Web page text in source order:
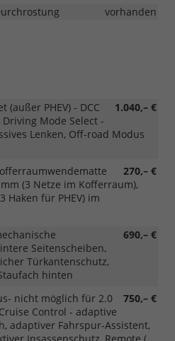
vorhanden
1.040,– €
(außer PHEV) - DCC
Mode Select -
Lenken, Off-road Modus
270,– €
(3 Netze im Kofferraum),
Haken für PHEV) im
690,– €
Seitenscheiben,
Türkantenschutz,
hinten
750,– €
nicht möglich für 2.0
Control - adaptive
adaptiver Fahrspur-Assistent,